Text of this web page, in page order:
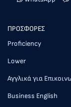
ΠΡΟΣΦΟΡΕΣ
Proficiency
Lower
Αγγλικά για
Business English